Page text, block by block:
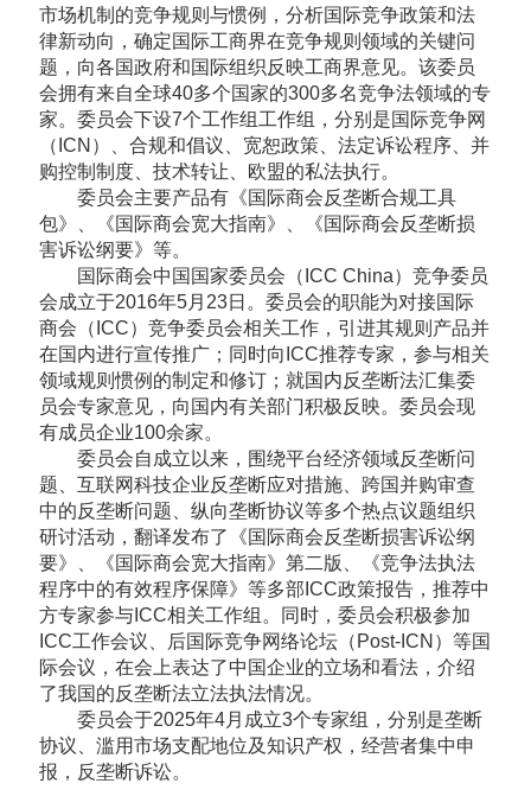
市场机制的竞争规则与惯例，分析国际竞争政策和法
律新动向，确定国际工商界在竞争规则领域的关键问
题，向各国政府和国际组织反映工商界意见。该委员
会拥有来自全球40多个国家的300多名竞争法领域的专
家。委员会下设7个工作组工作组，分别是国际竞争网
（ICN）、合规和倡议、宽恕政策、法定诉讼程序、并
购控制制度、技术转让、欧盟的私法执行。
委员会主要产品有《国际商会反垄断合规工具
包》、《国际商会宽大指南》、《国际商会反垄断损
害诉讼纲要》等。
国际商会中国国家委员会（ICC China）竞争委员
会成立于2016年5月23日。委员会的职能为对接国际
商会（ICC）竞争委员会相关工作，引进其规则产品并
在国内进行宣传推广；同时向ICC推荐专家，参与相关
领域规则惯例的制定和修订；就国内反垄断法汇集委
员会专家意见，向国内有关部门积极反映。委员会现
有成员企业100余家。
委员会自成立以来，围绕平台经济领域反垄断问
题、互联网科技企业反垄断应对措施、跨国并购审查
中的反垄断问题、纵向垄断协议等多个热点议题组织
研讨活动，翻译发布了《国际商会反垄断损害诉讼纲
要》、《国际商会宽大指南》第二版、《竞争法执法
程序中的有效程序保障》等多部ICC政策报告，推荐中
方专家参与ICC相关工作组。同时，委员会积极参加
ICC工作会议、后国际竞争网络论坛（Post-ICN）等国
际会议，在会上表达了中国企业的立场和看法，介绍
了我国的反垄断法立法执法情况。
委员会于2025年4月成立3个专家组，分别是垄断
协议、滥用市场支配地位及知识产权，经营者集中申
报，反垄断诉讼。